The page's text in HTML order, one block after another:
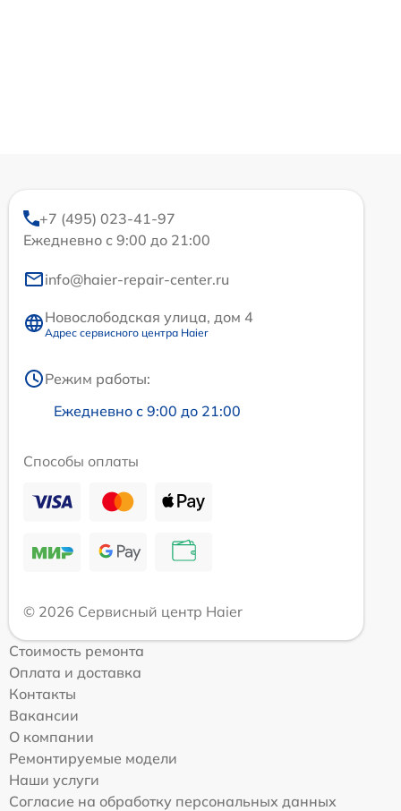
+7 (495) 023-41-97
Ежедневно с 9:00 до 21:00
info@haier-repair-center.ru
Новослободская улица, дом 4
Адрес сервисного центра Haier
Режим работы:
Ежедневно с 9:00 до 21:00
Способы оплаты
© 2026 Сервисный центр Haier
Стоимость ремонта
Оплата и доставка
Контакты
Вакансии
О компании
Ремонтируемые модели
Наши услуги
Согласие на обработку персональных данных